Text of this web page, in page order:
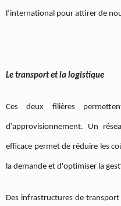
l’international pour attirer de
Le transport et la logistique
Ces deux filières
d’approvisionnement. Un
efficace permet de réduire les
la demande et d'optimiser la
Des infrastructures de